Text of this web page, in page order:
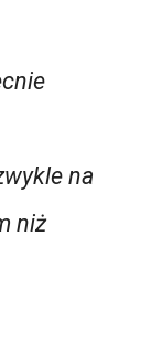
na
niż